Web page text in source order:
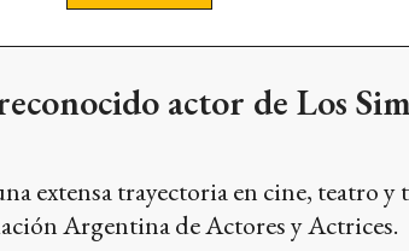
actor de Los
extensa trayectoria en cine, teatro y
Argentina de Actores y Actrices.